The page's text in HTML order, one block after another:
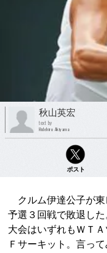
秋山英宏
text by
Hidehiro Akiyama
ポスト
クルム伊達公子が東
予選３回戦で敗退し
大会はいずれもＷＴ
Ｆサーキット。言っ